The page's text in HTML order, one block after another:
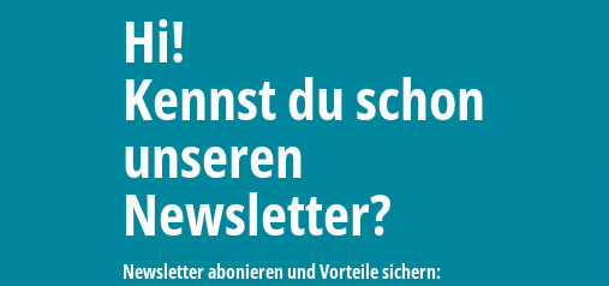
Hi!
Kennst du schon
unseren
Newsletter?
Newsletter abonieren und Vorteile sichern: